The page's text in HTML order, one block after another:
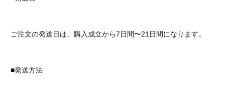
ご注文の発送日は、購入成立から7日間〜21日間になります。
■発送方法